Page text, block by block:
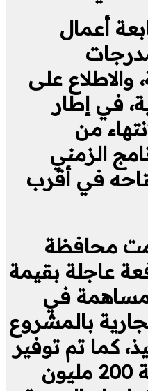
أعمال
والاطلاع على
في إطار
من
الزمني
في أقرب
محافظة
عاجلة بقيمة
في
بالمشروع
كما تم توفير
دفعة إضافية بقيمة 200 مليون